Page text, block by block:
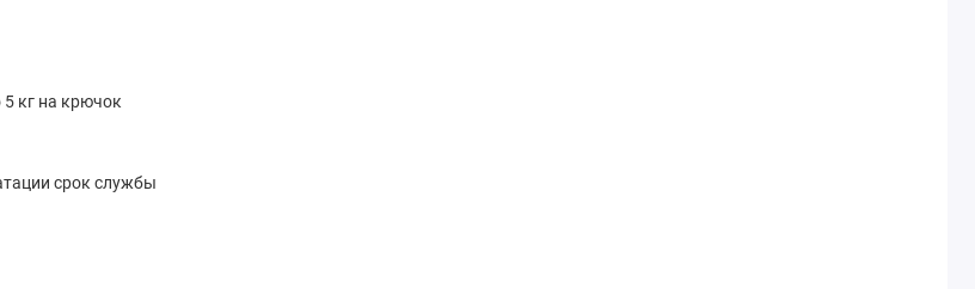
кг на крючок
срок службы